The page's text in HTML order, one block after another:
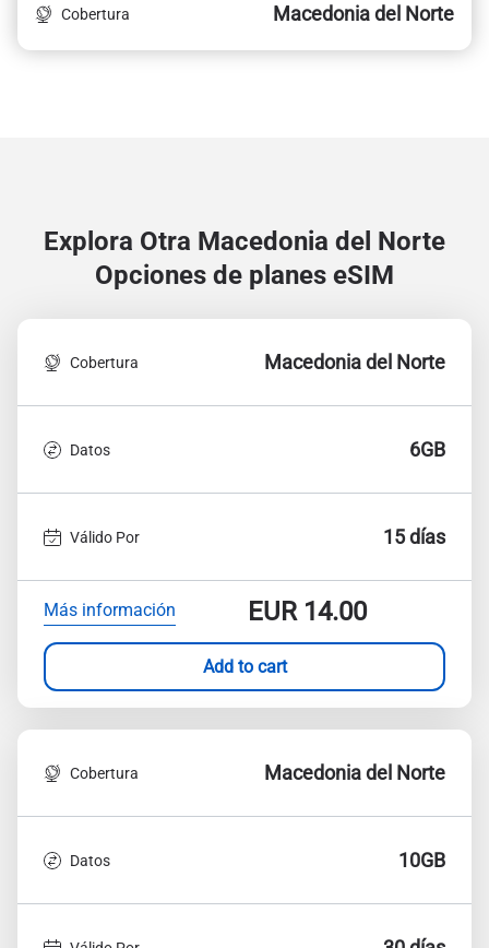
Cobertura Macedonia del Norte
Explora Otra Macedonia del Norte
Opciones de planes eSIM
Cobertura Macedonia del Norte
Datos 6GB
Válido Por 15 días
Más información EUR14.00
Add to cart
Cobertura Macedonia del Norte
Datos 10GB